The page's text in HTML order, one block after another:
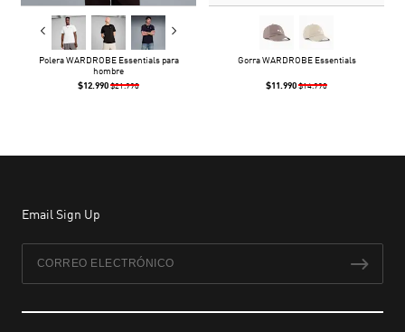
Polera WARDROBE Essentials para
hombre
$12.990 $21.990
Gorra WARDROBE Essentials
$11.990 $14.990